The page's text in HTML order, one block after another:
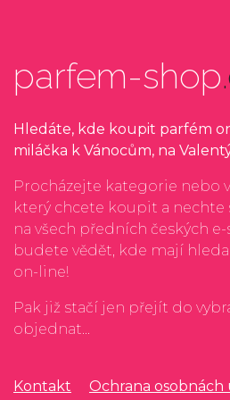
parfem-shop
Hledáte, kde koupit parfém
miláčka k Vánocům, na
Procházejte kategorie nebo
který chcete koupit a nechte
na všech předních českých
budete vědět, kde mají
on-line!
Pak již stačí jen přejít do
objednat...
Kontakt Ochrana osobnách